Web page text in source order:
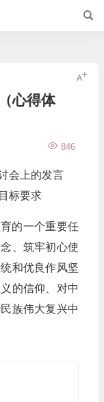
心得体
846
会上的发言
标要求
的一个重要任
、筑牢初心使
和优良作风坚
的信仰、对中
族伟大复兴中